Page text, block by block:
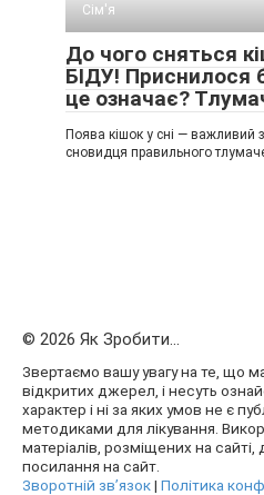
Сім'я
До чого сняться
БІДУ! Приснилося
це означає?
Поява кішок у сні — важливий
сновидця правильного
© 2026 Як Зробити...
Звертаємо вашу увагу на те, що
відкритих джерел, і несуть
характер і ні за яких умов не є
методиками для лікування.
матеріалів, розміщених на
посилання на сайт.
Зворотній зв’язок| Політика